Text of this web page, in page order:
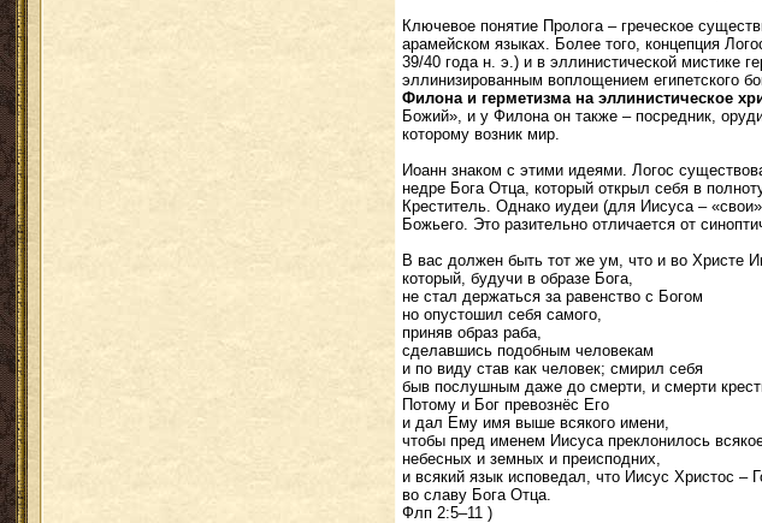
Ключевое понятие Пролога – греческое
арамейском языках. Более того, концепция
39/40 года н. э.) и в эллинистической мистике
эллинизированным воплощением египетского
Филона и герметизма на эллинистическое
Божий», и у Филона он также – посредник,
которому возник мир.
Иоанн знаком с этими идеями. Логос
недре Бога Отца, который открыл себя в
Креститель. Однако иудеи (для Иисуса –
Божьего. Это разительно отличается от
В вас должен быть тот же ум, что и во Христе
который, будучи в образе Бога,
не стал держаться за равенство с Богом
но опустошил себя самого,
приняв образ раба,
сделавшись подобным человекам
и по виду став как человек; смирил себя
быв послушным даже до смерти, и смерти
Потому и Бог превознёс Его
и дал Ему имя выше всякого имени,
чтобы пред именем Иисуса преклонилось
небесных и земных и преисподних,
и всякий язык исповедал, что Иисус Христос –
во славу Бога Отца.
Флп 2:5–11 )